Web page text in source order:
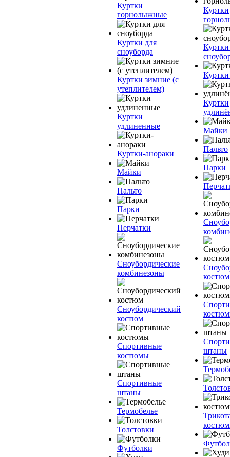
Куртки
горнолыжные
Куртки для
сноуборда
Куртки зимние (с
утеплителем)
Куртки
удлиненные
Куртки-анораки
Майки
Пальто
Парки
Перчатки
Сноубордические
комбинезоны
Сноубордический
костюм
Спортивные
костюмы
Спортивные
штаны
Термобелье
Толстовки
Футболки
Куртки
Куртки
Куртки
Майки
Пальто
Парки
костюм
штаны